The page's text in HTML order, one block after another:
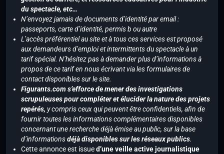
du spectacle, etc…
N’envoyez jamais de documents d’identité par email :
passeports, carte d’identité, permis b ou autre
L’accès préférentiel au site et à tous ces services est proposé
aux demandeurs d’emploi et intermittents du spectacle à un
tarif spécial. N’hésitez pas à demander plus d’informations à
propos de ce tarif en nous écrivant via les formulaires de
contact disponibles sur le site.
Figurants.com s’efforce de mener des investigations
scrupuleuses pour compléter et élucider la nature des projets
repérés, y compris ceux qui peuvent être confidentiels, afin de
fournir toutes les informations complémentaires disponibles
concernant une recherche déjà émise au public, sur la base
d’informationsdéjà disponibles sur les réseaux publics.
Cette annonce est issued’une veille active journalistique